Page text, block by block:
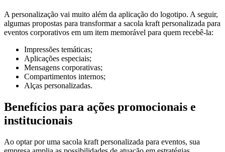
A personalização vai muito além da aplicação do logotipo. A seguir,
algumas propostas para transformar a sacola kraft personalizada para
eventos corporativos em um item memorável para quem recebê-la:
Impressões temáticas;
Aplicações especiais;
Mensagens corporativas;
Compartimentos internos;
Alças personalizadas.
Benefícios para ações promocionais e
institucionais
Ao optar por uma sacola kraft personalizada para eventos, sua